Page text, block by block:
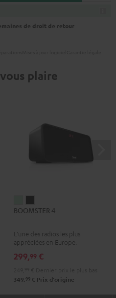
de droit de retour
plaire
4
Green
4
Black
BOOMSTER 4
L’une des radios les plus
appréciées en Europe.
299,99 €
349, 99 € Prix d'origine